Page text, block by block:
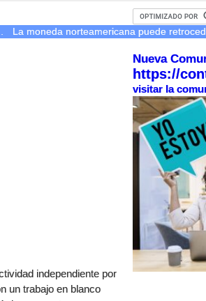
La moneda norteamericana puede
independiente por
un trabajo en blanco
Nueva
https://
visitar la